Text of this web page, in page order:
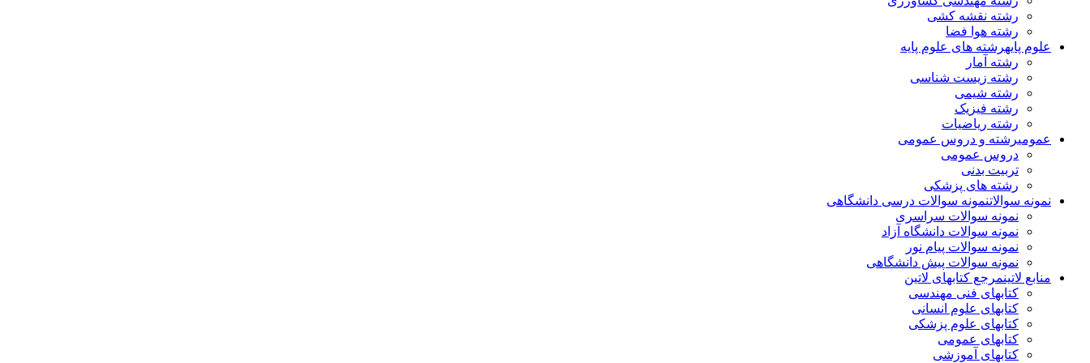
رشته نقشه کشی
رشته هوا فضا
علوم پایهرشته های علوم پایه
رشته آمار
رشته زیست شناسی
رشته شیمی
رشته فیزیک
رشته ریاضیات
عمومیرشته و دروس عمومی
دروس عمومی
تربیت بدنی
رشته های پزشکی
نمونه سوالاتنمونه سوالات درسی دانشگاهی
نمونه سوالات سراسری
نمونه سوالات دانشگاه آزاد
نمونه سوالات پیام نور
نمونه سوالات پیش دانشگاهی
منابع لاتینمرجع کتابهای لاتین
کتابهای فنی مهندسی
کتابهای علوم انسانی
کتابهای علوم پزشکی
کتابهای عمومی
کتابهای آموزشی